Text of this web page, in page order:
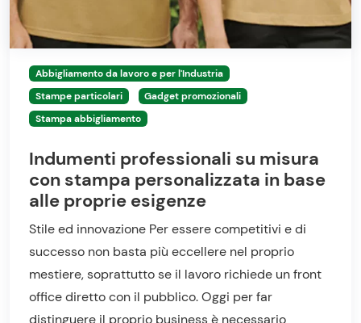
Abbigliamento da lavoro e per l'Industria
Stampe particolari
Gadget promozionali
Stampa abbigliamento
Indumenti professionali su misura
con stampa personalizzata in base
alle proprie esigenze
Stile ed innovazione Per essere competitivi e di
successo non basta più eccellere nel proprio
mestiere, soprattutto se il lavoro richiede un front
office diretto con il pubblico. Oggi per far
distinguere il proprio business è necessario